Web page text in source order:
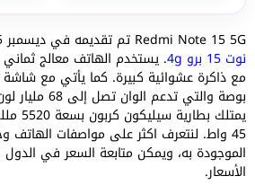
Redmi Note 15 5G تم تقديمه في ديسمبر 2025 إلى جانب
نوت 15 برو 4g . يستخدم الهاتف معالج ثماني
بوصة والتي تدعم
45 واط. لنتعرف اكثر على مواصفات الهاتف
الموجودة به، ويمكن متابعة السعر في
الأسعار.